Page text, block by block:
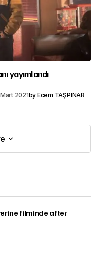
yayımlandı
2021by Ecem TAŞPINAR
filminde after